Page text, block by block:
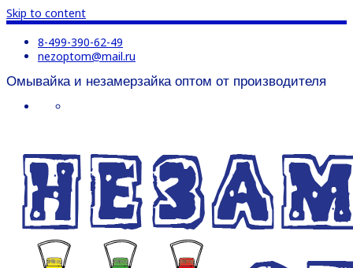
Skip to content
8-499-390-62-49
nezoptom@mail.ru
Омывайка и незамерзайка оптом от производителя